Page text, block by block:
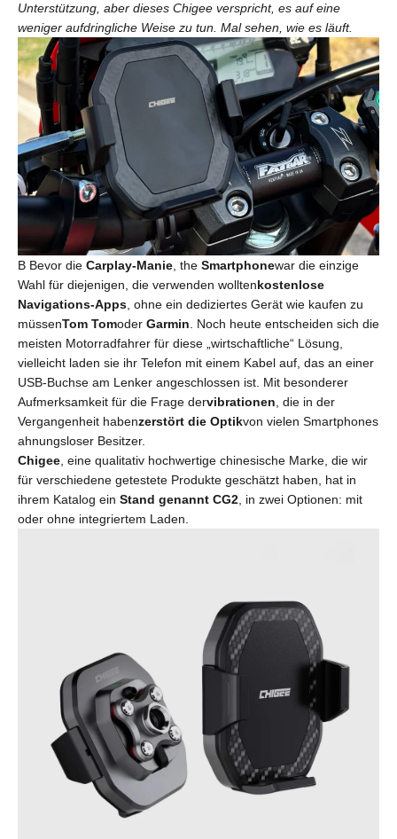
Unterstützung, aber dieses Chigee verspricht, es auf eine
weniger aufdringliche Weise zu tun. Mal sehen, wie es läuft.
B Bevor die Carplay-Manie , the Smartphonewar die einzige
Wahl für diejenigen, die verwenden wolltenkostenlose
Navigations-Apps , ohne ein dediziertes Gerät wie kaufen zu
müssenTom Tomoder Garmin . Noch heute entscheiden sich die
meisten Motorradfahrer für diese „wirtschaftliche“ Lösung,
vielleicht laden sie ihr Telefon mit einem Kabel auf, das an einer
USB-Buchse am Lenker angeschlossen ist. Mit besonderer
Aufmerksamkeit für die Frage dervibrationen , die in der
Vergangenheit habenzerstört die Optikvon vielen Smartphones
ahnungsloser Besitzer.
Chigee , eine qualitativ hochwertige chinesische Marke, die wir
für verschiedene getestete Produkte geschätzt haben, hat in
ihrem Katalog ein Stand genannt CG2 , in zwei Optionen: mit
oder ohne integriertem Laden.